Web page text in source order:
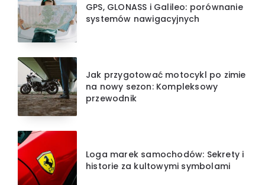
GPS, GLONASS i Galileo: porównanie
systemów nawigacyjnych
Jak przygotować motocykl po zimie
na nowy sezon: Kompleksowy
przewodnik
Loga marek samochodów: Sekrety i
historie za kultowymi symbolami